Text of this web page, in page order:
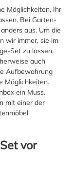
Möglichkeiten, Ihr
Bei Garten-
aus. Um die
wir immer, sie im
Set zu lassen.
auch
Aufbewahrung
Möglichkeiten.
ein Muss.
mit einer der
vor